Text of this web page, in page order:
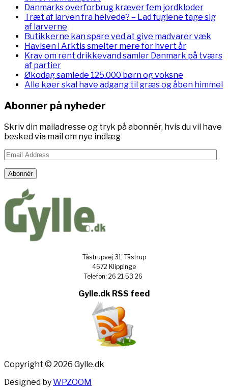
Danmarks overforbrug kræver fem jordkloder
Træt af larven fra helvede? – Lad fuglene tage sig
af larverne
Butikkerne kan spare ved at give madvarer væk
Havisen i Arktis smelter mere for hvert år
Krav om rent drikkevand samler Danmark på tværs
af partier
Økodag samlede 125.000 børn og voksne
Alle køer skal have adgang til græs og åben himmel
Abonner på nyheder
Skriv din mailadresse og tryk på abonnér, hvis du vil have
besked via mail om nye indlæg
Email
Address
Abonnér
Tåstrupvej 31, Tåstrup
4672 Klippinge
Telefon: 26 21 53 26
Gylle.dk RSS feed
Copyright © 2026 Gylle.dk
Designed byWPZOOM